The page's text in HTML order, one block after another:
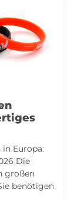
Europa:
Die
großen
benötigen